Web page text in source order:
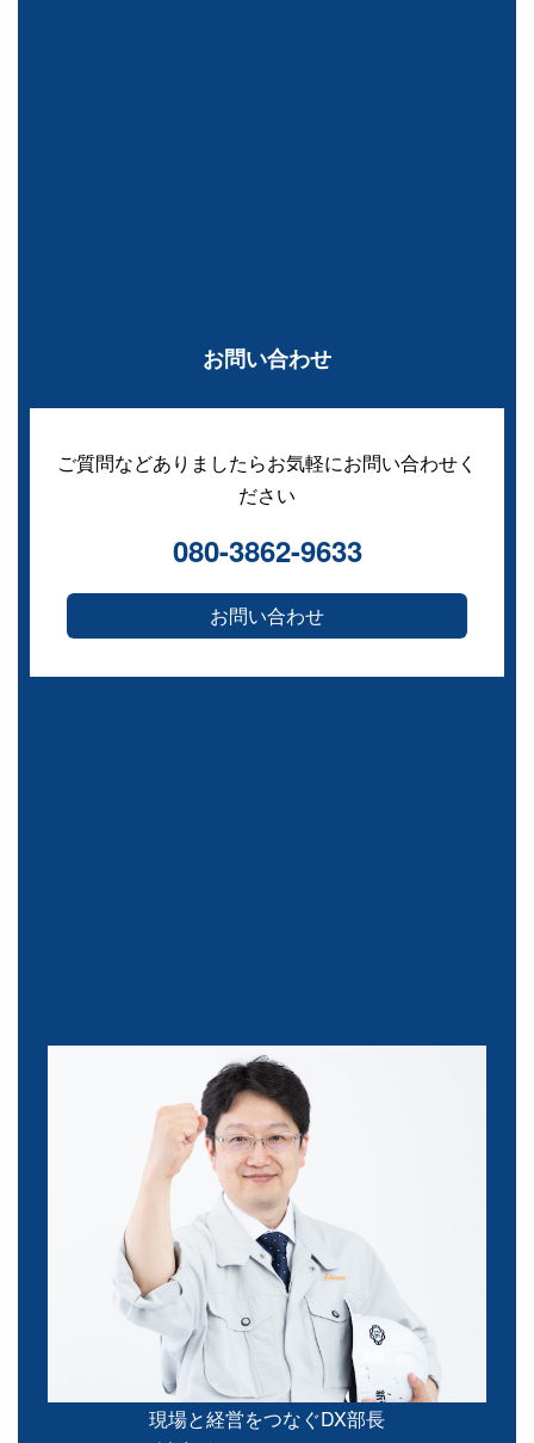
お問い合わせ
ご質問などありましたらお気軽にお問い合わせく
ださい
080-3862-9633
お問い合わせ
現場と経営をつなぐDX部長